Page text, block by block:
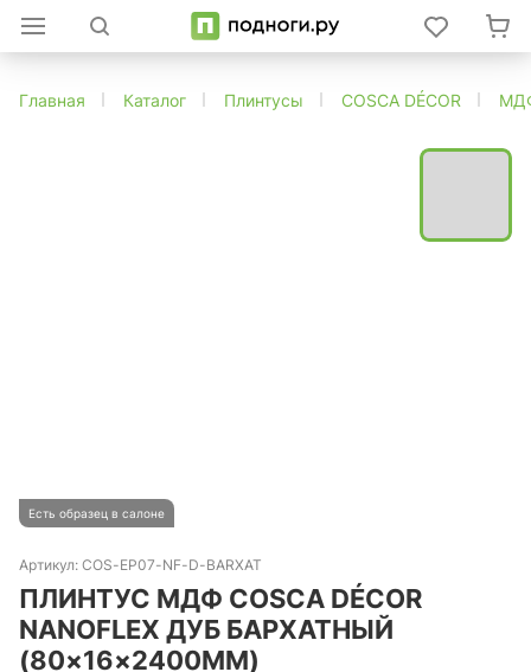
Главная Каталог Плинтусы COSCA DÉCOR
Есть образец в салоне
Артикул: COS-ЕP07-NF-D-BARXAT
ПЛИНТУС МДФ COSCA DÉCOR
NANOFLEX ДУБ БАРХАТНЫЙ
(80×16×2400ММ)